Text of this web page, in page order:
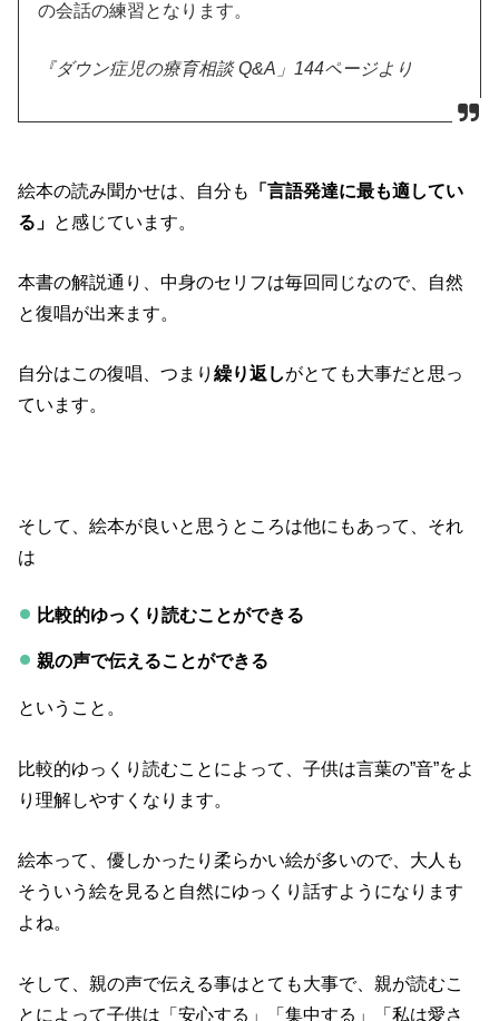
の会話の練習となります。
『ダウン症児の療育相談 Q&A」144ページより
絵本の読み聞かせは、自分も
「言語発達に最も適してい
る」 と感じています。
本書の解説通り、中身のセリフは毎回同じなので、自然
と復唱が出来ます。
自分はこの復唱、つまり繰り返しがとても大事だと思っ
ています。
そして、絵本が良いと思うところは他にもあって、それ
は
比較的ゆっくり読むことができる
親の声で伝えることができる
ということ。
比較的ゆっくり読むことによって、子供は言葉の”音”をよ
り理解しやすくなります。
絵本って、優しかったり柔らかい絵が多いので、大人も
そういう絵を見ると自然にゆっくり話すようになります
よね。
そして、親の声で伝える事はとても大事で、親が読むこ
とによって子供は「安心する」「集中する」「私は愛さ